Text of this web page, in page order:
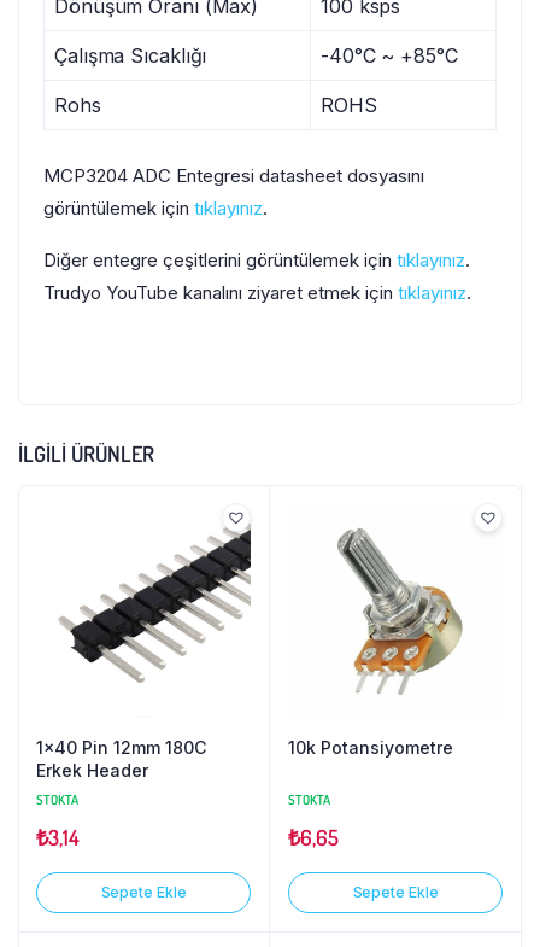
Dönüşüm Oranı (Max) 100 ksps
Çalışma Sıcaklığı -40°C ~ +85°C
Rohs ROHS
MCP3204 ADC Entegresi datasheet dosyasını
görüntülemek için tıklayınız.
Diğer entegre çeşitlerini görüntülemek için tıklayınız.
Trudyo YouTube kanalını ziyaret etmek için tıklayınız.
İLGILI ÜRÜNLER
1×40 Pin 12mm 180C
Erkek Header
STOKTA
₺3,14
Sepete Ekle
10k Potansiyometre
STOKTA
₺6,65
Sepete Ekle